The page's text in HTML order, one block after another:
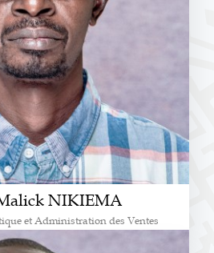
NIKIEMA
et Administration des Ventes